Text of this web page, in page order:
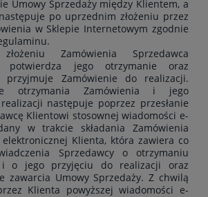
Umowy Sprzedaży między Klientem, a
po uprzednim złożeniu przez
w Sklepie Internetowym zgodnie
Zamówienia Sprzedawca
potwierdza jego otrzymanie oraz
przyjmuje Zamówienie do realizacji.
otrzymania Zamówienia i jego
następuje poprzez przesłanie
Klientowi stosownej wiadomości e-
w trakcie składania Zamówienia
Klienta, która zawiera co
Sprzedawcy o otrzymaniu
i o jego przyjęciu do realizacji oraz
zawarcia Umowy Sprzedaży. Z chwilą
Klienta powyższej wiadomości e-